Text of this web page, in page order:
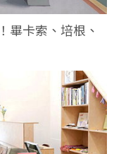
畢卡索、培根、